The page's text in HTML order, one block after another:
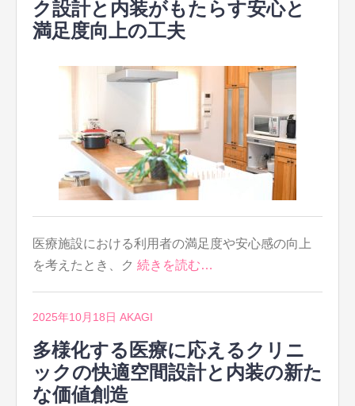
ク設計と内装がもたらす安心と
満足度向上の工夫
医療施設における利用者の満足度や安心感の向上
を考えたとき、ク 続きを読む…
2025年10月18日 AKAGI
多様化する医療に応えるクリニ
ックの快適空間設計と内装の新た
な価値創造